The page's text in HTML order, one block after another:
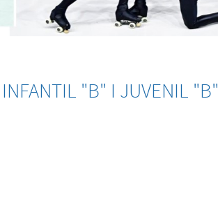
"B" I JUVENIL "B"